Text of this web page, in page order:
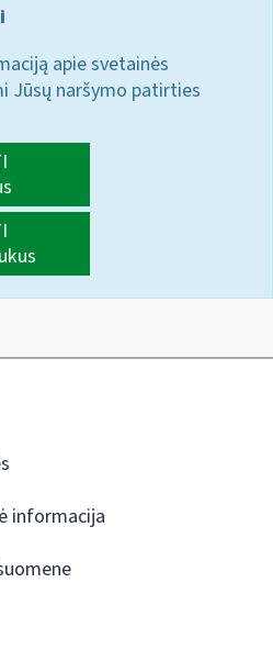
apie svetainės
Jūsų naršymo patirties
informacija